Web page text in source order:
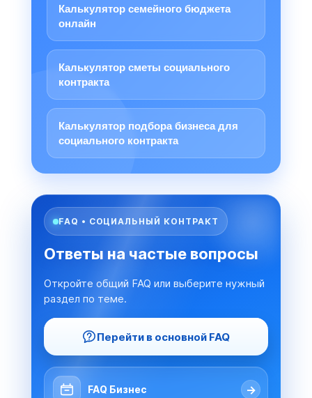
Калькулятор семейного бюджета
онлайн
Калькулятор сметы социального
контракта
Калькулятор подбора бизнеса для
социального контракта
FAQ • СОЦИАЛЬНЫЙ КОНТРАКТ
Ответы на частые вопросы
Откройте общий FAQ или выберите нужный
раздел по теме.
Перейти в основной FAQ
FAQ Бизнес →